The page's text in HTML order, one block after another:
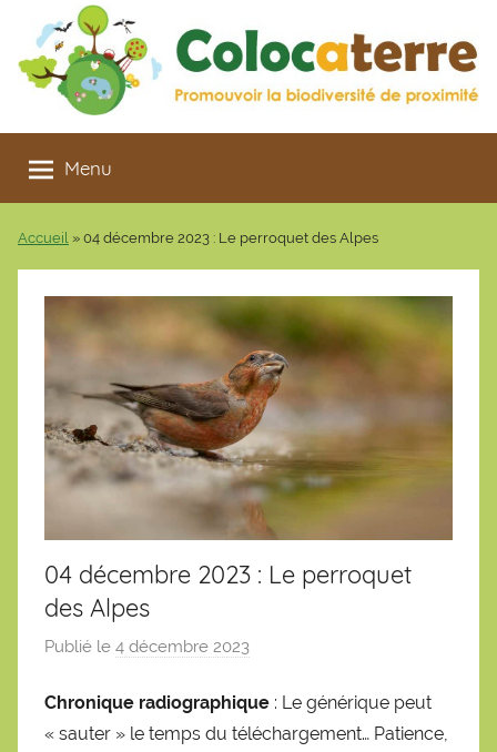
contenu
Colocaterre
Promouvoir
la
proximité
Menu
Accueil » 04 décembre 2023 : Le perroquet des Alpes
04 décembre 2023 : Le perroquet
des Alpes
Publié le 4 décembre 2023
r
S
Chronique radiographique : Le générique peut
« sauter » le temps du téléchargement… Patience,